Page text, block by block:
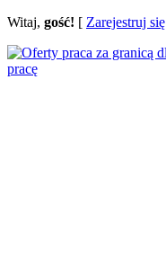
Witaj, gość! [ Zarejestruj się